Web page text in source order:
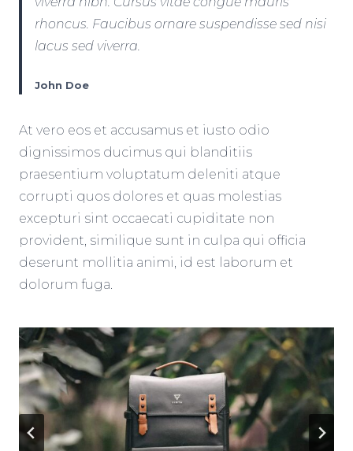
rhoncus. Faucibus ornare suspendisse sed nisi
lacus sed viverra.
John Doe
At vero eos et accusamus et iusto odio
dignissimos ducimus qui blanditiis
praesentium voluptatum deleniti atque
corrupti quos dolores et quas molestias
excepturi sint occaecati cupiditate non
provident, similique sunt in culpa qui officia
deserunt mollitia animi, id est laborum et
dolorum fuga.